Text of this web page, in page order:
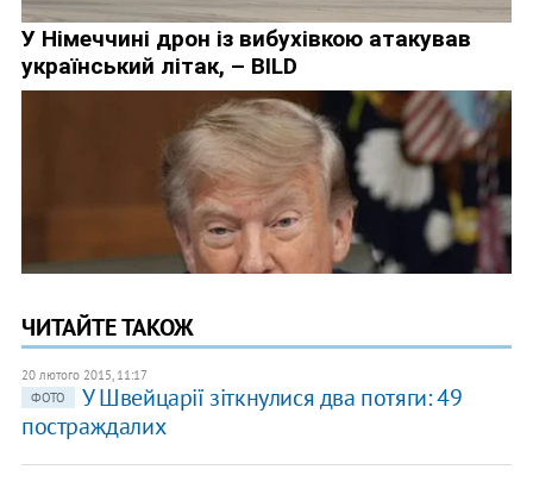
ЧИТАЙТЕ ТАКОЖ
20 лютого 2015, 11:17
ФОТО
У Швейцарії зіткнулися два потяги: 49
постраждалих